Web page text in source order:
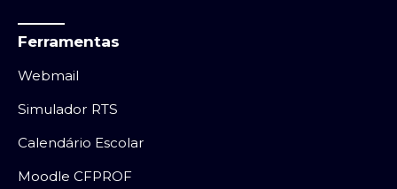
Ferramentas
Webmail
Simulador RTS
Calendário Escolar
Moodle CFPROF